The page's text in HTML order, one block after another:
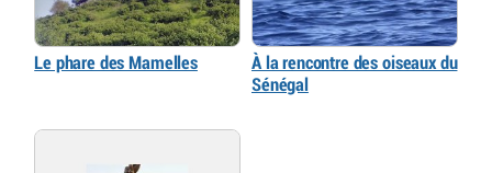
Le phare des Mamelles
À la rencontre des oiseaux du
Sénégal